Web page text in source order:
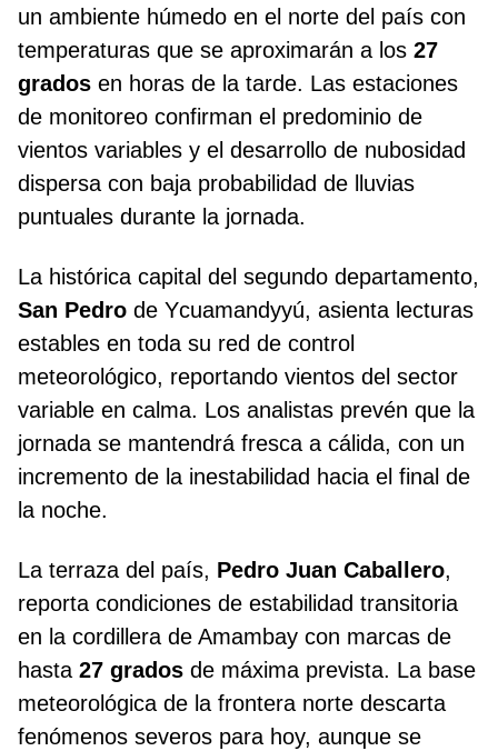
un ambiente húmedo en el norte del país con
temperaturas que se aproximarán a los 27
grados en horas de la tarde. Las estaciones
de monitoreo confirman el predominio de
vientos variables y el desarrollo de nubosidad
dispersa con baja probabilidad de lluvias
puntuales durante la jornada.
La histórica capital del segundo departamento,
San Pedro de Ycuamandyyú, asienta lecturas
estables en toda su red de control
meteorológico, reportando vientos del sector
variable en calma. Los analistas prevén que la
jornada se mantendrá fresca a cálida, con un
incremento de la inestabilidad hacia el final de
la noche.
La terraza del país, Pedro Juan Caballero,
reporta condiciones de estabilidad transitoria
en la cordillera de Amambay con marcas de
hasta 27 grados de máxima prevista. La base
meteorológica de la frontera norte descarta
fenómenos severos para hoy, aunque se